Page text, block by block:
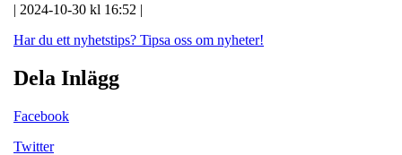
| 2024-10-30 kl 16:52 |
Har du ett nyhetstips? Tipsa oss om nyheter!
Dela Inlägg
Facebook
Twitter